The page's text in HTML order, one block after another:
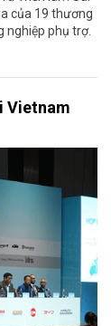
của 19 thương
nghiệp phụ trợ.
Vietnam